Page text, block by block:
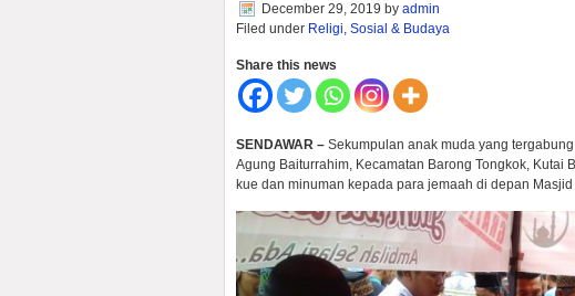
December 29, 2019 by admin
Filed under Religi, Sosial & Budaya
Share this news
SENDAWAR – Sekumpulan anak muda yang
Agung Baiturrahim, Kecamatan Barong Tongkok, Kutai
kue dan minuman kepada para jemaah di depan